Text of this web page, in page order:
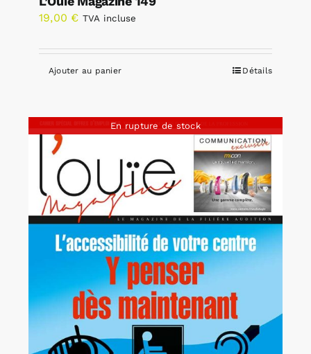
19,00 € TVA incluse
Ajouter au panier Détails
En rupture de stock